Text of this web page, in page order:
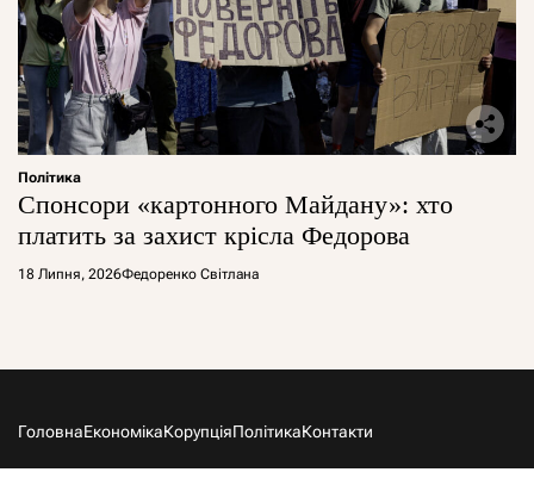
Політика
Спонсори «картонного Майдану»: хто
платить за захист крісла Федорова
18 Липня, 2026Федоренко Світлана
ГоловнаЕкономікаКорупціяПолітикаКонтакти